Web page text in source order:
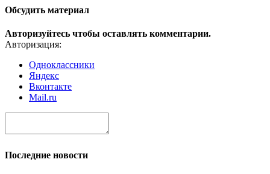
Обсудить материал
Авторизуйтесь чтобы оставлять комментарии.
Авторизация:
Одноклассники
Яндекс
Вконтакте
Mail.ru
Последние новости